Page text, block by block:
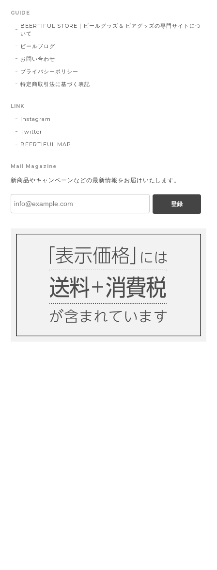
GUIDE
BEERTIFUL STORE｜ビールグッズ & ビアグッズの専門サイトにつ
いて
ビールブログ
お問い合わせ
プライバシーポリシー
特定商取引法に基づく表記
LINK
Instagram
Twitter
BEERTIFUL MAP
Mail Magazine
新商品やキャンペーンなどの最新情報をお届けいたします。
登録